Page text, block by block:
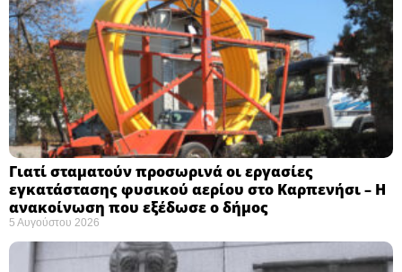
Γιατί σταματούν προσωρινά οι εργασίες
εγκατάστασης φυσικού αερίου στο Καρπενήσι – Η
ανακοίνωση που εξέδωσε ο δήμος
5 Αυγούστου 2026